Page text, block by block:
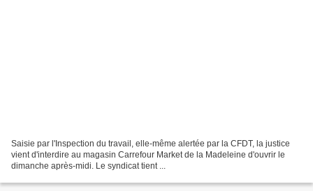
Saisie par l'Inspection du travail, elle-même alertée par la CFDT, la justice
vient d'interdire au magasin Carrefour Market de la Madeleine d'ouvrir le
dimanche après-midi. Le syndicat tient ...